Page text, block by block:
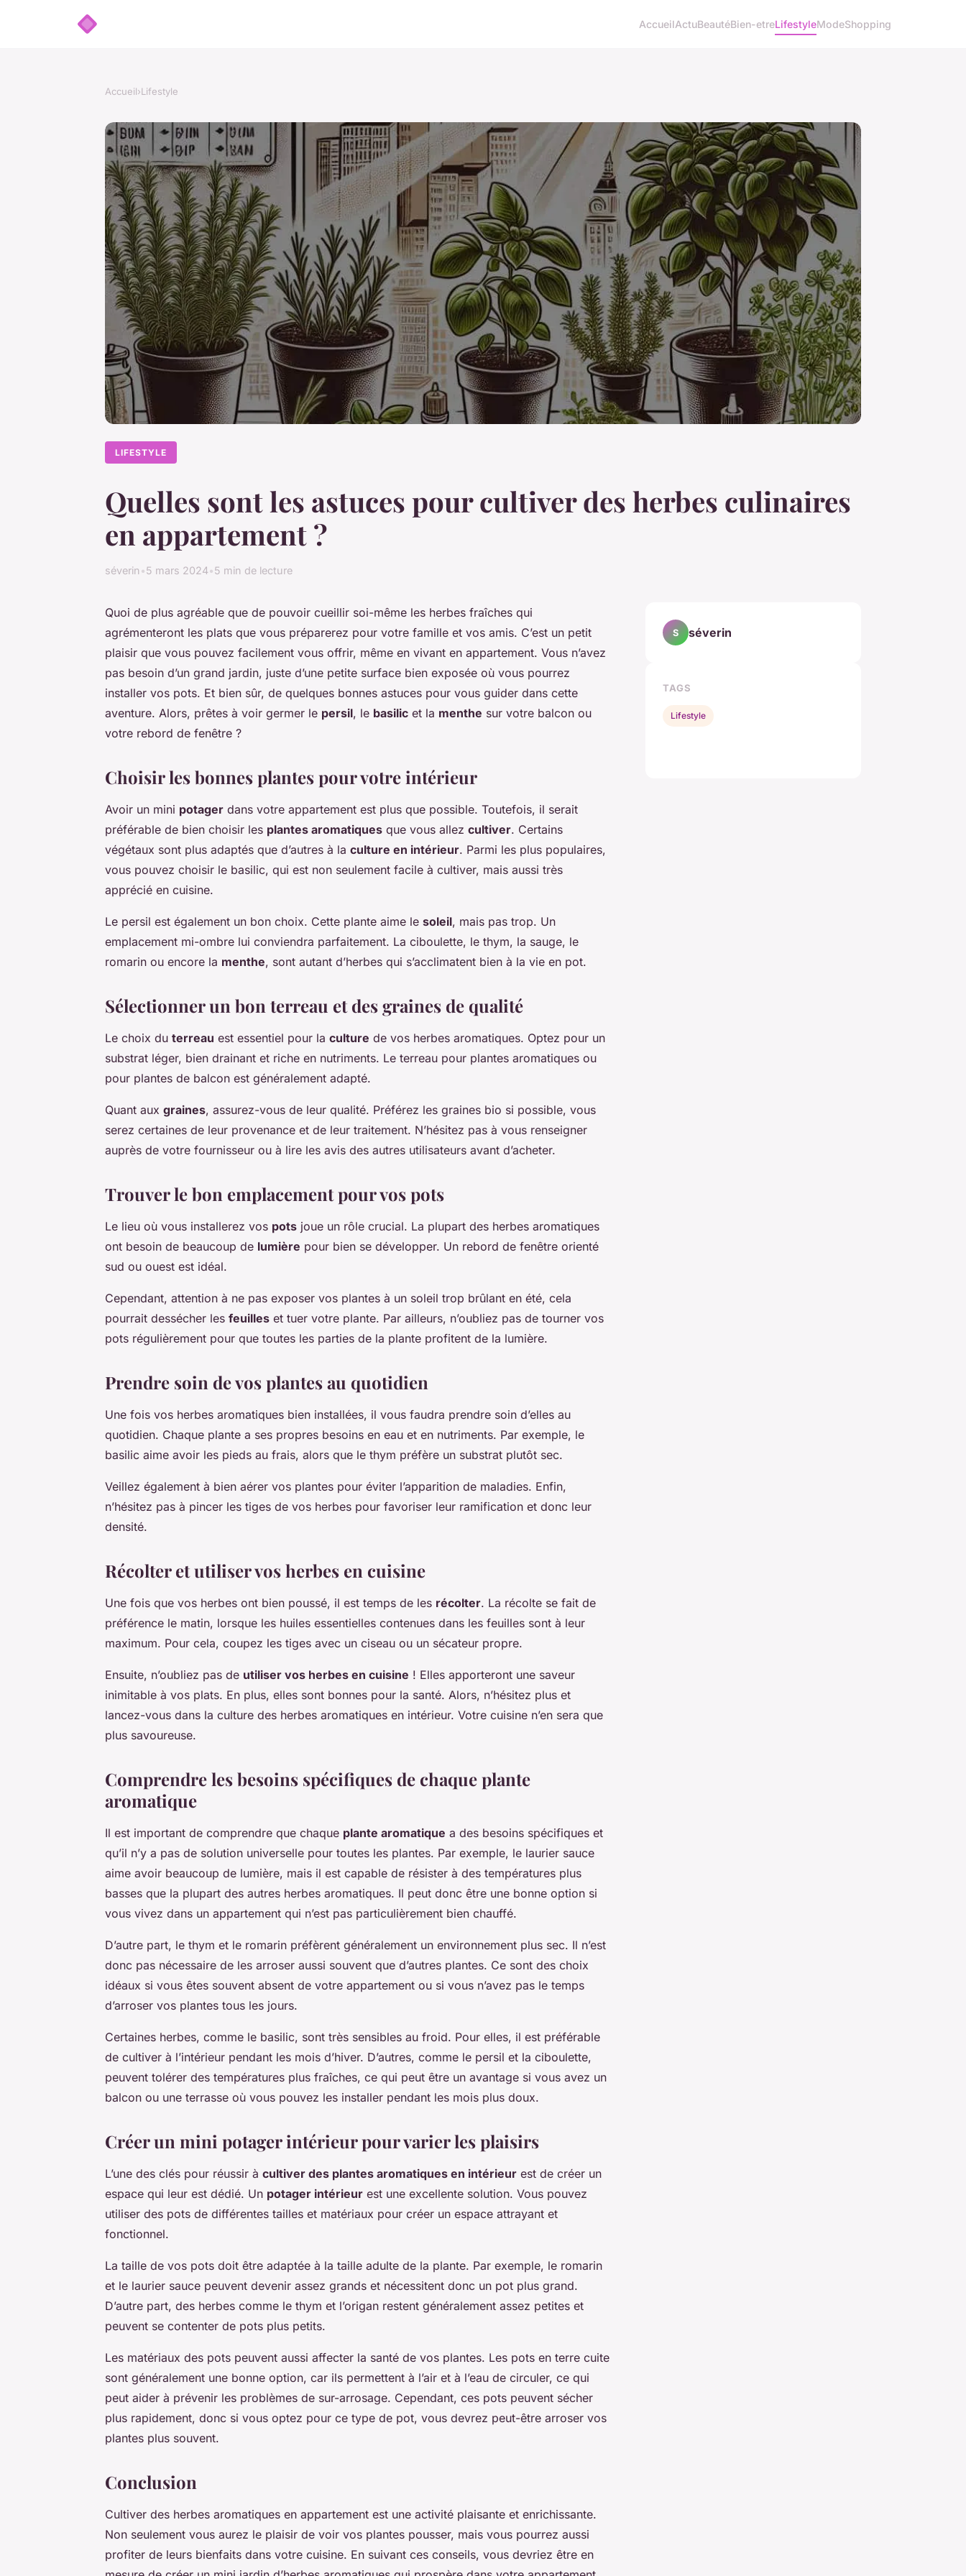
AccueilActuBeautéBien-etreLifestyleModeShopping
Accueil›Lifestyle
LIFESTYLE
Quelles sont les astuces pour cultiver des herbes culinaires
en appartement ?
séverin•5 mars 2024•5 min de lecture
Quoi de plus agréable que de pouvoir cueillir soi-même les herbes fraîches qui
agrémenteront les plats que vous préparerez pour votre famille et vos amis. C’est un petit
plaisir que vous pouvez facilement vous offrir, même en vivant en appartement. Vous n’avez
pas besoin d’un grand jardin, juste d’une petite surface bien exposée où vous pourrez
installer vos pots. Et bien sûr, de quelques bonnes astuces pour vous guider dans cette
aventure. Alors, prêtes à voir germer le persil, le basilic et la menthe sur votre balcon ou
votre rebord de fenêtre ?
Choisir les bonnes plantes pour votre intérieur
Avoir un mini potager dans votre appartement est plus que possible. Toutefois, il serait
préférable de bien choisir les plantes aromatiques que vous allez cultiver. Certains
végétaux sont plus adaptés que d’autres à la culture en intérieur. Parmi les plus populaires,
vous pouvez choisir le basilic, qui est non seulement facile à cultiver, mais aussi très
apprécié en cuisine.
Le persil est également un bon choix. Cette plante aime le soleil, mais pas trop. Un
emplacement mi-ombre lui conviendra parfaitement. La ciboulette, le thym, la sauge, le
romarin ou encore la menthe, sont autant d’herbes qui s’acclimatent bien à la vie en pot.
Sélectionner un bon terreau et des graines de qualité
Le choix du terreau est essentiel pour la culture de vos herbes aromatiques. Optez pour un
substrat léger, bien drainant et riche en nutriments. Le terreau pour plantes aromatiques ou
pour plantes de balcon est généralement adapté.
Quant aux graines, assurez-vous de leur qualité. Préférez les graines bio si possible, vous
serez certaines de leur provenance et de leur traitement. N’hésitez pas à vous renseigner
auprès de votre fournisseur ou à lire les avis des autres utilisateurs avant d’acheter.
Trouver le bon emplacement pour vos pots
Le lieu où vous installerez vos pots joue un rôle crucial. La plupart des herbes aromatiques
ont besoin de beaucoup de lumière pour bien se développer. Un rebord de fenêtre orienté
sud ou ouest est idéal.
Cependant, attention à ne pas exposer vos plantes à un soleil trop brûlant en été, cela
pourrait dessécher les feuilles et tuer votre plante. Par ailleurs, n’oubliez pas de tourner vos
pots régulièrement pour que toutes les parties de la plante profitent de la lumière.
Prendre soin de vos plantes au quotidien
Une fois vos herbes aromatiques bien installées, il vous faudra prendre soin d’elles au
quotidien. Chaque plante a ses propres besoins en eau et en nutriments. Par exemple, le
basilic aime avoir les pieds au frais, alors que le thym préfère un substrat plutôt sec.
Veillez également à bien aérer vos plantes pour éviter l’apparition de maladies. Enfin,
n’hésitez pas à pincer les tiges de vos herbes pour favoriser leur ramification et donc leur
densité.
Récolter et utiliser vos herbes en cuisine
Une fois que vos herbes ont bien poussé, il est temps de les récolter. La récolte se fait de
préférence le matin, lorsque les huiles essentielles contenues dans les feuilles sont à leur
maximum. Pour cela, coupez les tiges avec un ciseau ou un sécateur propre.
Ensuite, n’oubliez pas de utiliser vos herbes en cuisine ! Elles apporteront une saveur
inimitable à vos plats. En plus, elles sont bonnes pour la santé. Alors, n’hésitez plus et
lancez-vous dans la culture des herbes aromatiques en intérieur. Votre cuisine n’en sera que
plus savoureuse.
Comprendre les besoins spécifiques de chaque plante
aromatique
Il est important de comprendre que chaque plante aromatique a des besoins spécifiques et
qu’il n’y a pas de solution universelle pour toutes les plantes. Par exemple, le laurier sauce
aime avoir beaucoup de lumière, mais il est capable de résister à des températures plus
basses que la plupart des autres herbes aromatiques. Il peut donc être une bonne option si
vous vivez dans un appartement qui n’est pas particulièrement bien chauffé.
D’autre part, le thym et le romarin préfèrent généralement un environnement plus sec. Il n’est
donc pas nécessaire de les arroser aussi souvent que d’autres plantes. Ce sont des choix
idéaux si vous êtes souvent absent de votre appartement ou si vous n’avez pas le temps
d’arroser vos plantes tous les jours.
Certaines herbes, comme le basilic, sont très sensibles au froid. Pour elles, il est préférable
de cultiver à l’intérieur pendant les mois d’hiver. D’autres, comme le persil et la ciboulette,
peuvent tolérer des températures plus fraîches, ce qui peut être un avantage si vous avez un
balcon ou une terrasse où vous pouvez les installer pendant les mois plus doux.
Créer un mini potager intérieur pour varier les plaisirs
L’une des clés pour réussir à cultiver des plantes aromatiques en intérieur est de créer un
espace qui leur est dédié. Un potager intérieur est une excellente solution. Vous pouvez
utiliser des pots de différentes tailles et matériaux pour créer un espace attrayant et
fonctionnel.
La taille de vos pots doit être adaptée à la taille adulte de la plante. Par exemple, le romarin
et le laurier sauce peuvent devenir assez grands et nécessitent donc un pot plus grand.
D’autre part, des herbes comme le thym et l’origan restent généralement assez petites et
peuvent se contenter de pots plus petits.
Les matériaux des pots peuvent aussi affecter la santé de vos plantes. Les pots en terre cuite
sont généralement une bonne option, car ils permettent à l’air et à l’eau de circuler, ce qui
peut aider à prévenir les problèmes de sur-arrosage. Cependant, ces pots peuvent sécher
plus rapidement, donc si vous optez pour ce type de pot, vous devrez peut-être arroser vos
plantes plus souvent.
Conclusion
Cultiver des herbes aromatiques en appartement est une activité plaisante et enrichissante.
Non seulement vous aurez le plaisir de voir vos plantes pousser, mais vous pourrez aussi
profiter de leurs bienfaits dans votre cuisine. En suivant ces conseils, vous devriez être en
S séverin
TAGS
Lifestyle